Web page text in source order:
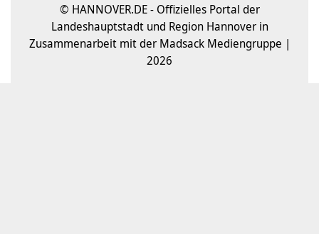
© HANNOVER.DE - Offizielles Portal der
Landeshauptstadt und Region Hannover in
Zusammenarbeit mit der Madsack Mediengruppe |
2026